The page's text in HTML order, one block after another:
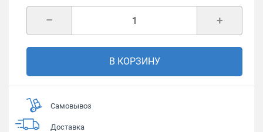
+
–
В КОРЗИНУ
Самовывоз
Доставка